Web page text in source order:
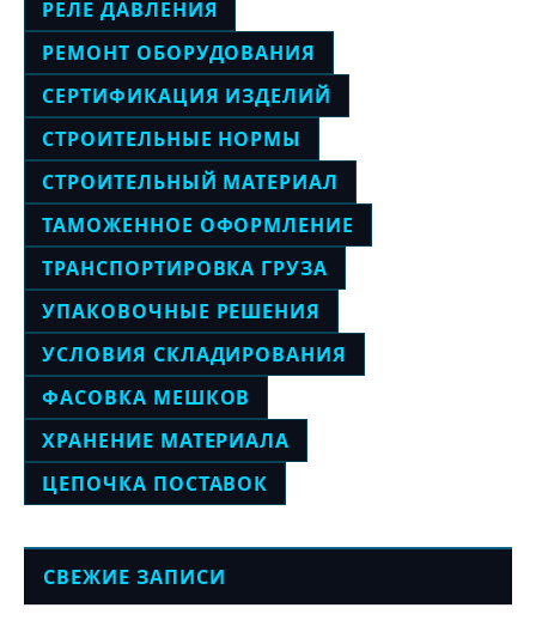
РЕЛЕ ДАВЛЕНИЯ
РЕМОНТ ОБОРУДОВАНИЯ
СЕРТИФИКАЦИЯ ИЗДЕЛИЙ
СТРОИТЕЛЬНЫЕ НОРМЫ
СТРОИТЕЛЬНЫЙ МАТЕРИАЛ
ТАМОЖЕННОЕ ОФОРМЛЕНИЕ
ТРАНСПОРТИРОВКА ГРУЗА
УПАКОВОЧНЫЕ РЕШЕНИЯ
УСЛОВИЯ СКЛАДИРОВАНИЯ
ФАСОВКА МЕШКОВ
ХРАНЕНИЕ МАТЕРИАЛА
ЦЕПОЧКА ПОСТАВОК
СВЕЖИЕ ЗАПИСИ